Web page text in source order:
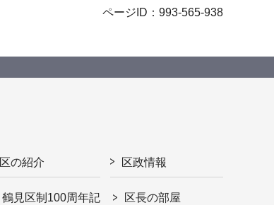
ページID：993-565-938
区の紹介
鶴見区制100周年記
区政情報
区長の部屋